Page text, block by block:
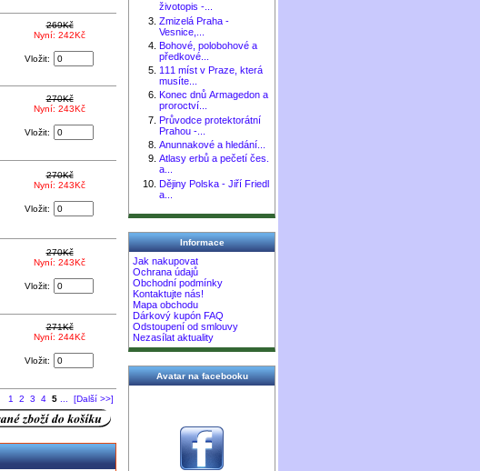
269Kč
Nyní: 242Kč
Vložit:
270Kč
Nyní: 243Kč
Vložit:
270Kč
Nyní: 243Kč
Vložit:
270Kč
Nyní: 243Kč
Vložit:
271Kč
Nyní: 244Kč
Vložit:
1 2 3 4 5 ... [Další >>]
životopis -...
Zmizelá Praha -
Vesnice,...
Bohové, polobohové a
předkové...
111 míst v Praze, která
musíte...
Konec dnů Armagedon a
proroctví...
Průvodce protektorátní
Prahou -...
Anunnakové a hledání...
Atlasy erbů a pečetí čes.
a...
Dějiny Polska - Jiří Friedl
a...
Informace
Jak nakupovat
Ochrana údajů
Obchodní podmínky
Kontaktujte nás!
Mapa obchodu
Dárkový kupón FAQ
Odstoupení od smlouvy
Nezasílat aktuality
Avatar na facebooku